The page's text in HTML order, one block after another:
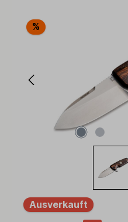
Bildergalerie überspringen
%
Ausverkauft